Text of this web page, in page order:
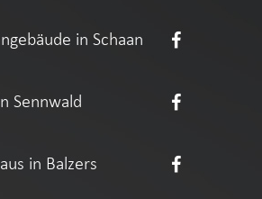
in Schaan
Sennwald
in Balzers